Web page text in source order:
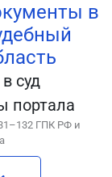
в
суд
портала
ГПК РФ и